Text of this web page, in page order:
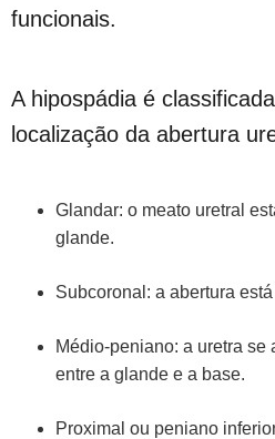
funcionais.
A hipospádia é
localização da abertura
Glandar: o meato uretral
glande.
Subcoronal: a abertura
Médio-peniano: a uretra se
entre a glande e a base.
Proximal ou peniano